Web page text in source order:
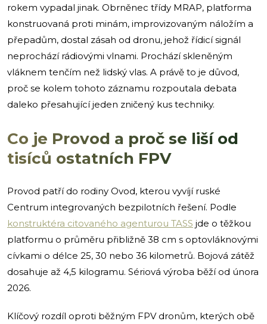
rokem vypadal jinak. Obrněnec třídy MRAP, platforma
konstruovaná proti minám, improvizovaným náložím a
přepadům, dostal zásah od dronu, jehož řídicí signál
neprochází rádiovými vlnami. Prochází skleněným
vláknem tenčím než lidský vlas. A právě to je důvod,
proč se kolem tohoto záznamu rozpoutala debata
daleko přesahující jeden zničený kus techniky.
Co je Provod a proč se liší od
tisíců ostatních FPV
Provod patří do rodiny Ovod, kterou vyvíjí ruské
Centrum integrovaných bezpilotních řešení. Podle
konstruktéra citovaného agenturou TASS jde o těžkou
platformu o průměru přibližně 38 cm s optovláknovými
cívkami o délce 25, 30 nebo 36 kilometrů. Bojová zátěž
dosahuje až 4,5 kilogramu. Sériová výroba běží od února
2026.
Klíčový rozdíl oproti běžným FPV dronům, kterých obě